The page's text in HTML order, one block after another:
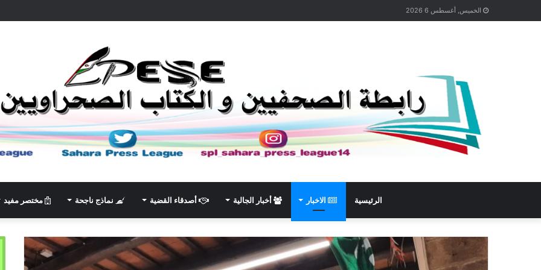
الخميس, أغسطس 6 2026
الرئيسية الاخبار أخبار الجالية أصدقاء القضية نماذج ناجحة مختصر مفيد